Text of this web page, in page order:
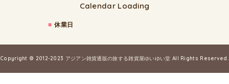
Calendar Loading
■ 休業日
Copyright © 2012-2023 アジアン雑貨通販の旅する雑貨屋ゆいゆい堂 All Rights Reserved.